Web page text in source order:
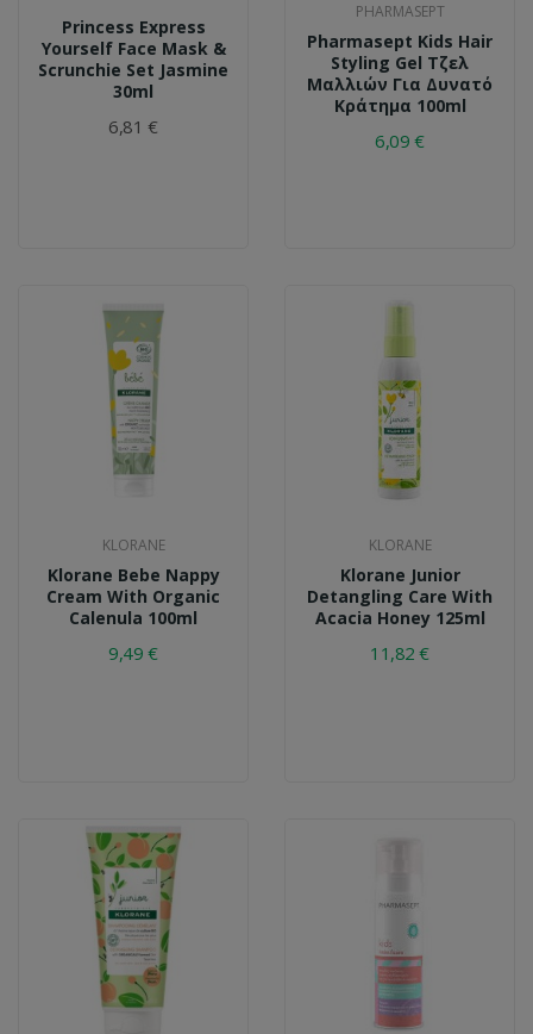
Princess Express
Yourself Face Mask &
Scrunchie Set Jasmine
30ml
6,81 €
PHARMASEPT
Pharmasept Kids Hair
Styling Gel Τζελ
Μαλλιών Για Δυνατό
Κράτημα 100ml
6,09 €
KLORANE
Klorane Bebe Nappy
Cream With Organic
Calenula 100ml
9,49 €
KLORANE
Klorane Junior
Detangling Care With
Acacia Honey 125ml
11,82 €